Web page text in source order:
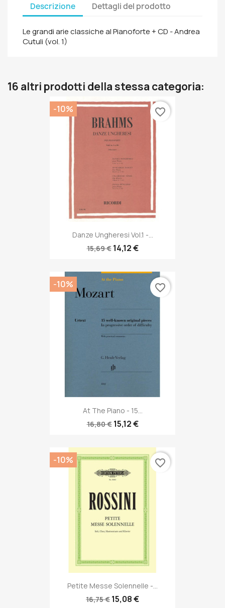
Descrizione Dettagli del prodotto
Le grandi arie classiche al Pianoforte + CD - Andrea
Cutuli (vol. 1)
16 altri prodotti della stessa categoria:
Danze Ungheresi Vol.1 -...
15,69 € 14,12 €
-10% favorite_border
At The Piano - 15...
16,80 € 15,12 €
-10% favorite_border
Petite Messe Solennelle -...
16,75 € 15,08 €
-10% favorite_border